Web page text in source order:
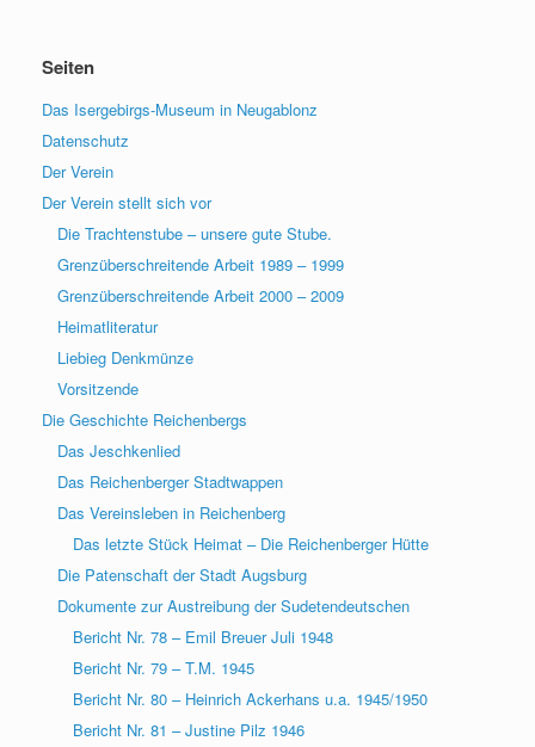
Seiten
Das Isergebirgs-Museum in Neugablonz
Datenschutz
Der Verein
Der Verein stellt sich vor
Die Trachtenstube – unsere gute Stube.
Grenzüberschreitende Arbeit 1989 – 1999
Grenzüberschreitende Arbeit 2000 – 2009
Heimatliteratur
Liebieg Denkmünze
Vorsitzende
Die Geschichte Reichenbergs
Das Jeschkenlied
Das Reichenberger Stadtwappen
Das Vereinsleben in Reichenberg
Das letzte Stück Heimat – Die Reichenberger Hütte
Die Patenschaft der Stadt Augsburg
Dokumente zur Austreibung der Sudetendeutschen
Bericht Nr. 78 – Emil Breuer Juli 1948
Bericht Nr. 79 – T.M. 1945
Bericht Nr. 80 – Heinrich Ackerhans u.a. 1945/1950
Bericht Nr. 81 – Justine Pilz 1946